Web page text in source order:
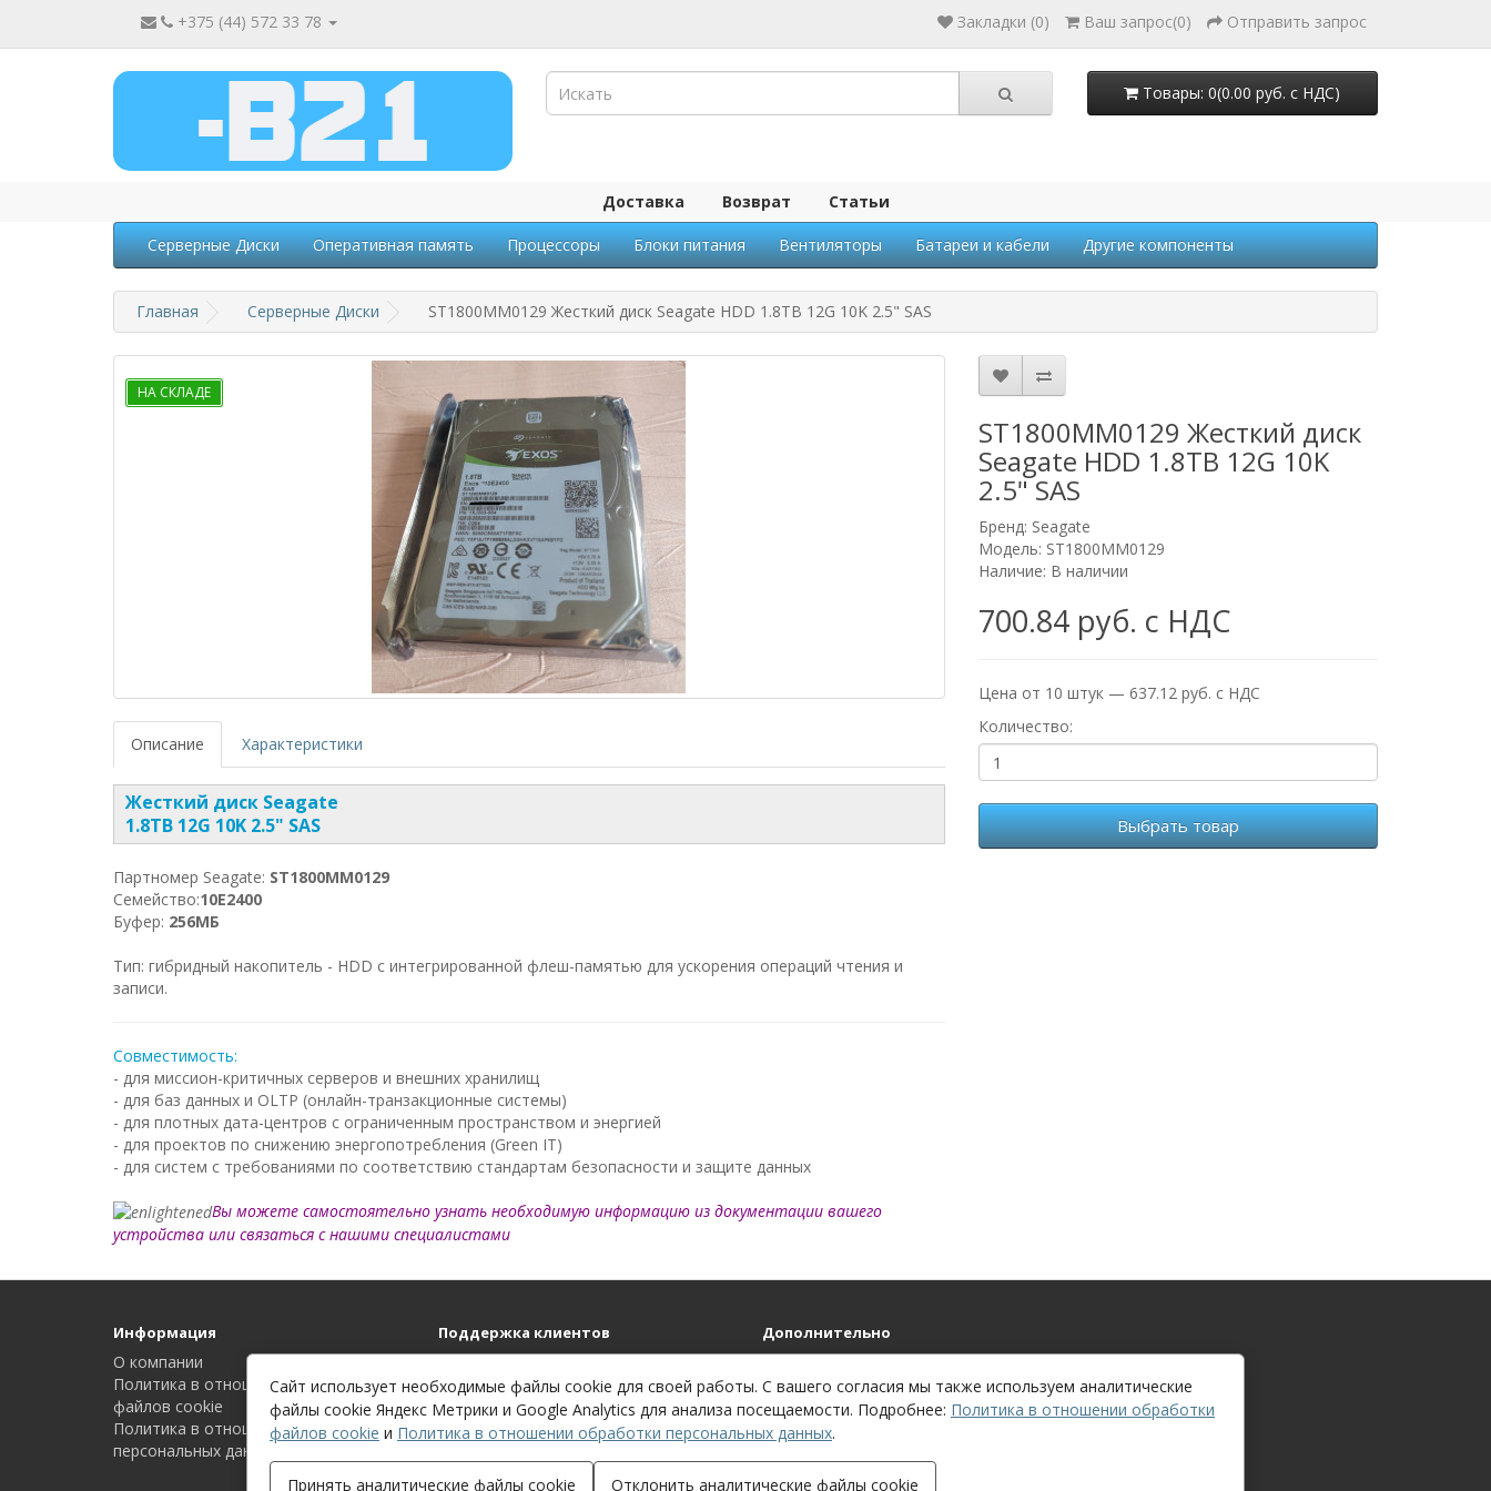
+375 (44) 572 33 78 Закладки (0) Ваш запрос(0) Отправить запрос
Товары: 0(0.00 руб. с НДС)
Доставка Возврат Статьи
Серверные Диски Оперативная память Процессоры Блоки питания Вентиляторы Батареи и кабели Другие компоненты
Главная Серверные Диски ST1800MM0129 Жесткий диск Seagate HDD 1.8TB 12G 10K 2.5" SAS
НА СКЛАДЕ
Описание Характеристики
Жесткий диск Seagate
1.8TB 12G 10K 2.5" SAS
Партномер Seagate: ST1800MM0129
Семейство:10E2400
Буфер: 256МБ
Тип: гибридный накопитель - HDD с интегрированной флеш-памятью для ускорения операций чтения и
записи.
Совместимость:
- для миссион-критичных серверов и внешних хранилищ
- для баз данных и OLTP (онлайн-транзакционные системы)
- для плотных дата-центров с ограниченным пространством и энергией
- для проектов по снижению энергопотребления (Green IT)
- для систем с требованиями по соответствию стандартам безопасности и защите данных
Вы можете самостоятельно узнать необходимую информацию из документации вашего
устройства или связаться с нашими специалистами
ST1800MM0129 Жесткий диск
Seagate HDD 1.8TB 12G 10K
2.5" SAS
Бренд: Seagate
Модель: ST1800MM0129
Наличие: В наличии
700.84 руб. с НДС
Цена от 10 штук — 637.12 руб. с НДС
Количество:
Выбрать товар
Информация
О компании
Политика в отношении обработки
файлов cookie
Политика в отношении обработки
персональных данных
Поддержка клиентов
Карта сайта
Дополнительно
Сайт использует необходимые файлы cookie для своей работы. С вашего согласия мы также используем аналитические
файлы cookie Яндекс Метрики и Google Analytics для анализа посещаемости. Подробнее: Политика в отношении обработки
файлов cookie и Политика в отношении обработки персональных данных.
Принять аналитические файлы cookie Отклонить аналитические файлы cookie